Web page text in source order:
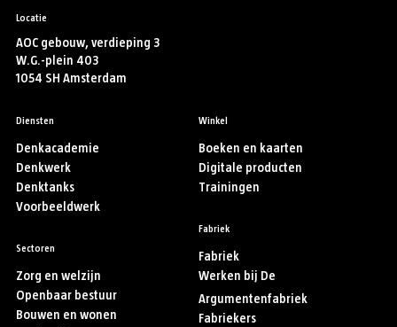
Locatie
AOC gebouw, verdieping 3
W.G.-plein 403
1054 SH Amsterdam
Diensten
Denkacademie
Denkwerk
Denktanks
Voorbeeldwerk
Sectoren
Zorg en welzijn
Openbaar bestuur
Bouwen en wonen
Winkel
Boeken en kaarten
Digitale producten
Trainingen
Fabriek
Fabriek
Werken bij De
Argumentenfabriek
Fabriekers